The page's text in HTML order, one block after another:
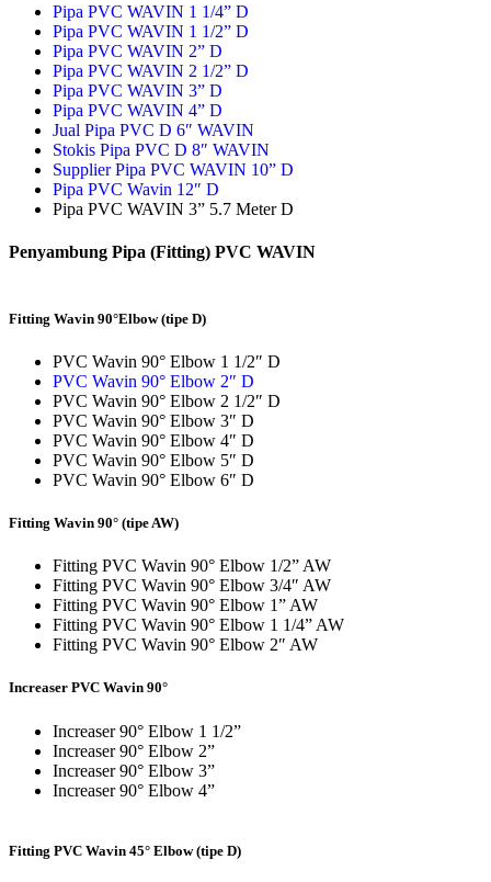
Pipa PVC WAVIN 1 1/4” D
Pipa PVC WAVIN 1 1/2” D
Pipa PVC WAVIN 2” D
Pipa PVC WAVIN 2 1/2” D
Pipa PVC WAVIN 3” D
Pipa PVC WAVIN 4” D
Jual Pipa PVC D 6″ WAVIN
Stokis Pipa PVC D 8″ WAVIN
Supplier Pipa PVC WAVIN 10” D
Pipa PVC Wavin 12″ D
Pipa PVC WAVIN 3” 5.7 Meter D
Penyambung Pipa (Fitting) PVC WAVIN
Fitting Wavin 90°Elbow (tipe D)
PVC Wavin 90° Elbow 1 1/2″ D
PVC Wavin 90° Elbow 2″ D
PVC Wavin 90° Elbow 2 1/2″ D
PVC Wavin 90° Elbow 3″ D
PVC Wavin 90° Elbow 4″ D
PVC Wavin 90° Elbow 5″ D
PVC Wavin 90° Elbow 6″ D
Fitting Wavin 90° (tipe AW)
Fitting PVC Wavin 90° Elbow 1/2” AW
Fitting PVC Wavin 90° Elbow 3/4″ AW
Fitting PVC Wavin 90° Elbow 1” AW
Fitting PVC Wavin 90° Elbow 1 1/4” AW
Fitting PVC Wavin 90° Elbow 2″ AW
Increaser PVC Wavin 90°
Increaser 90° Elbow 1 1/2”
Increaser 90° Elbow 2”
Increaser 90° Elbow 3”
Increaser 90° Elbow 4”
Fitting PVC Wavin 45° Elbow (tipe D)